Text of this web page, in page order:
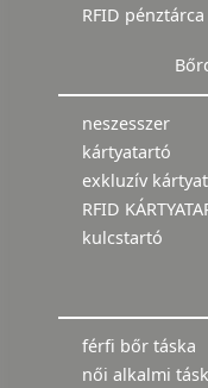
RFID pénztárca
neszesszer
kártyatartó
exkluzív
RFID
kulcstartó
férfi bőr táska
női alkalmi